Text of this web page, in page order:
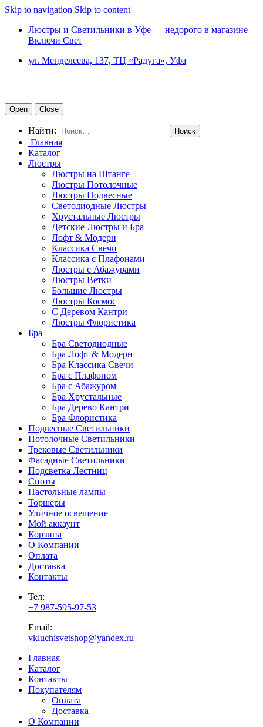
Skip to navigation Skip to content
Люстры и Светильники в Уфе — недорого в магазине
Включи Свет
ул. Менделеева, 137, ТЦ «Радуга», Уфа
Open Close
Найти:
Главная
Каталог
Люстры
Люстры на Штанге
Люстры Потолочные
Люстры Подвесные
Светодиодные Люстры
Хрустальные Люстры
Детские Люстры и Бра
Лофт & Модерн
Классика Свечи
Классика с Плафонами
Люстры с Абажурами
Люстры Ветки
Большие Люстры
Люстры Космос
С Деревом Кантри
Люстры Флористика
Бра
Бра Светодиодные
Бра Лофт & Модерн
Бра Классика Свечи
Бра с Плафоном
Бра с Абажуром
Бра Хрустальные
Бра Дерево Кантри
Бра Флористика
Подвесные Светильники
Потолочные Светильники
Трековые Светильники
Фасадные Светильники
Подсветка Лестниц
Споты
Настольные лампы
Торшеры
Уличное освещение
Мой аккаунт
Корзина
О Компании
Оплата
Доставка
Контакты
Тел:
+7 987-595-97-53
Email:
vkluchisvetshop@yandex.ru
Главная
Каталог
Контакты
Покупателям
Оплата
Доставка
О Компании